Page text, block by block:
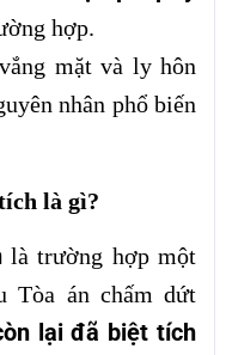
hợp.
mặt và ly hôn
nhân phổ biến
là gì?
là trường hợp một
Tòa án chấm dứt
lại đã biệt tích